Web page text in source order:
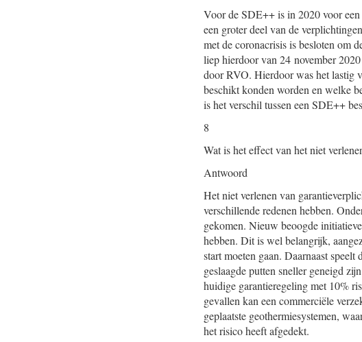
Voor de SDE++ is in 2020 voor
een groter deel van de
met de coronacrisis is besloten om
liep hierdoor van 24 november
door RVO. Hierdoor was het lastig
beschikt konden worden en welke
is het verschil tussen een SDE++
8
Wat is het effect van het niet
Antwoord
Het niet verlenen van
verschillende redenen hebben.
gekomen. Nieuw beoogde
hebben. Dit is wel belangrijk,
start moeten gaan. Daarnaast
geslaagde putten sneller geneigd
huidige garantieregeling met 10%
gevallen kan een commerciële
geplaatste geothermiesystemen,
het risico heeft afgedekt.